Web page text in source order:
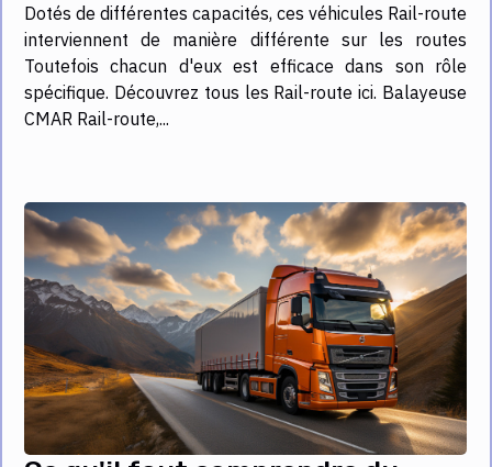
Dotés de différentes capacités, ces véhicules Rail-route
interviennent de manière différente sur les routes
Toutefois chacun d'eux est efficace dans son rôle
spécifique. Découvrez tous les Rail-route ici. Balayeuse
CMAR Rail-route,...